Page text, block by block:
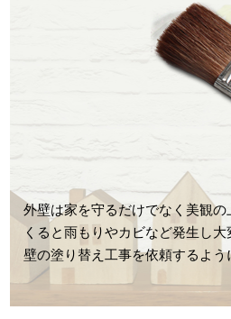
外壁は家を守るだけでなく美観
くると雨もりやカビなど発生し
壁の塗り替え工事を依頼するよう